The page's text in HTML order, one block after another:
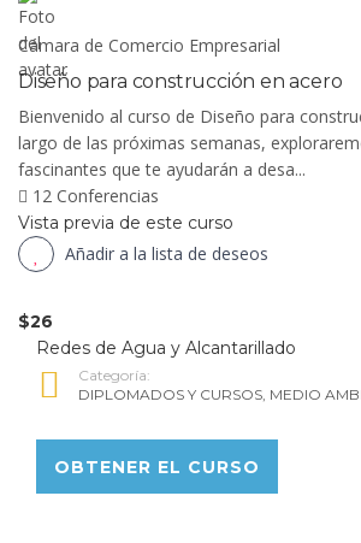
Cámara de Comercio Empresarial
Diseño para construcción en acero
Bienvenido al curso de Diseño para
largo de las próximas semanas,
fascinantes que te ayudarán a desa...
12 Conferencias
Vista previa de este curso
Añadir a la lista de deseos
$26
Redes de Agua y Alcantarillado
Categoría:
DIPLOMADOS Y CURSOS, MEDIO
OBTENER EL CURSO